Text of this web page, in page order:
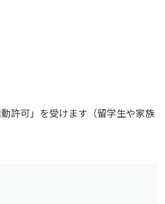
許可」を受けます（留学生や家族